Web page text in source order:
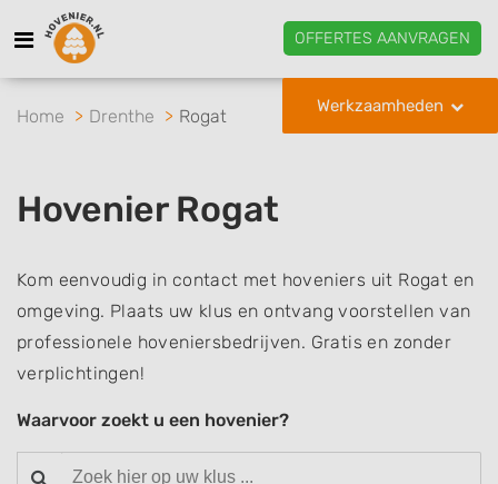
OFFERTES AANVRAGEN
Werkzaamheden
Home Drenthe Rogat
Hovenier Rogat
Kom eenvoudig in contact met hoveniers uit Rogat en
omgeving. Plaats uw klus en ontvang voorstellen van
professionele hoveniersbedrijven. Gratis en zonder
verplichtingen!
Waarvoor zoekt u een hovenier?